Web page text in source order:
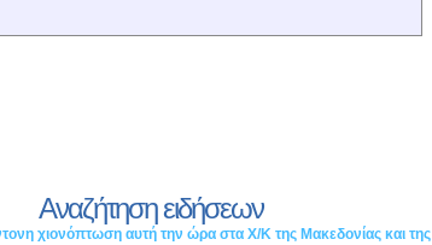
Αναζήτηση ειδήσεων
χιονόπτωση αυτή την ώρα στα Χ/Κ της Μακεδονίας και της